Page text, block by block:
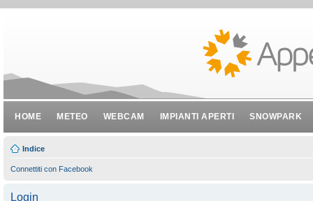
HOME METEO WEBCAM IMPIANTI APERTI SNOWPARK
Indice
Connettiti con Facebook
Login